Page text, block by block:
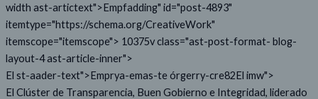
width ast-artictext">Empfadding" id="post-4893"
itemtype="https://schema.org/CreativeWork"
itemscope="itemscope"> 10375v class="ast-post-format- blog-
layout-4 ast-article-inner">
El st-aader-text">Emprya-emas-te órgerry-cre82El imw">
El Clúster de Transparencia, Buen Gobierno e Integridad, liderado